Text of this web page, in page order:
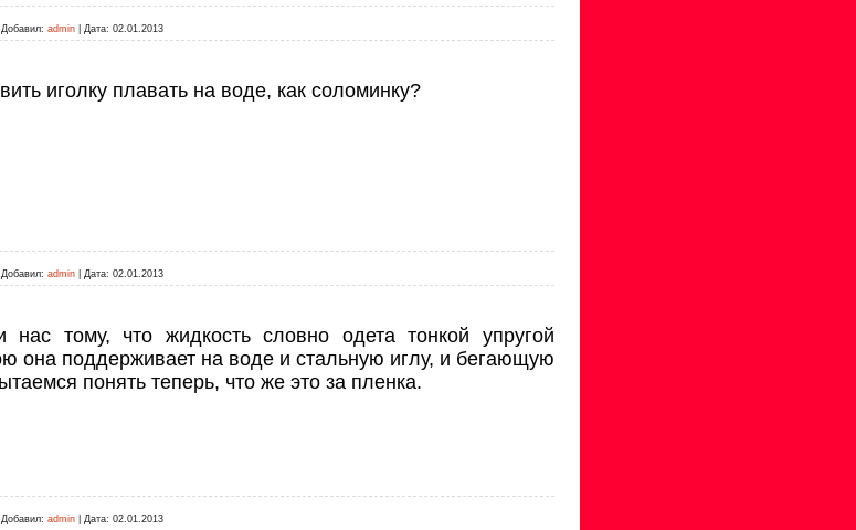
Добавил: admin Дата: 02.01.2013
иголку плавать на воде, как соломинку?
Добавил: admin Дата: 02.01.2013
нас тому, что жидкость словно одета тонкой упругой
она поддерживает на воде и стальную иглу, и бегающую
понять теперь, что же это за пленка.
Добавил: admin Дата: 02.01.2013